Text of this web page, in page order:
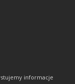
informacje